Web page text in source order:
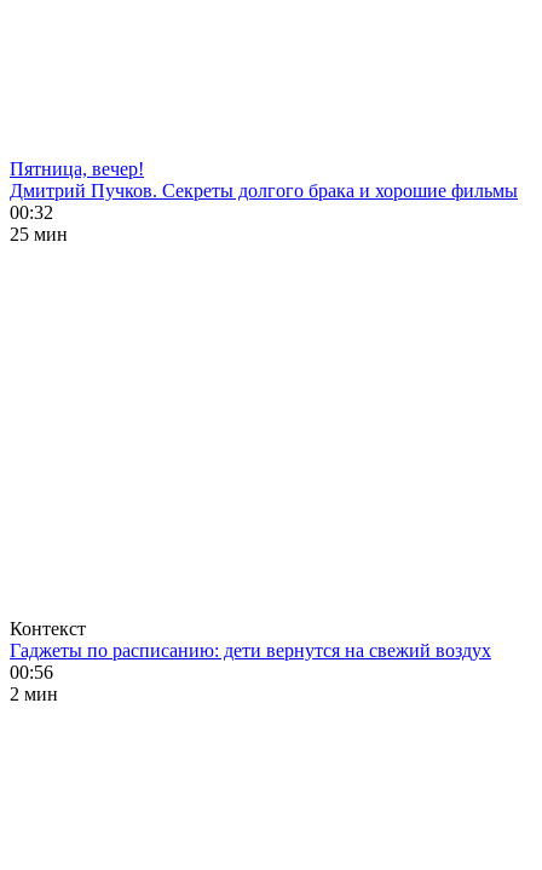
Пятница, вечер!
Дмитрий Пучков. Секреты долгого брака и хорошие фильмы
00:32
25 мин
Контекст
Гаджеты по расписанию: дети вернутся на свежий воздух
00:56
2 мин